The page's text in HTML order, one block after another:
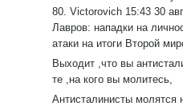
80. Victorovich 15:43 30
Лавров: нападки на
атаки на итоги Второй
Выходит ,что вы
те ,на кого вы молитесь,
Антисталинисты